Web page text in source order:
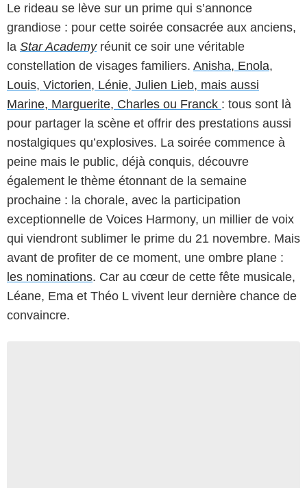
Le rideau se lève sur un prime qui s’annonce
grandiose : pour cette soirée consacrée aux anciens,
la Star Academyréunit ce soir une véritable
constellation de visages familiers. Anisha, Enola,
Louis, Victorien, Lénie, Julien Lieb, mais aussi
Marine, Marguerite, Charles ou Franck : tous sont là
pour partager la scène et offrir des prestations aussi
nostalgiques qu’explosives. La soirée commence à
peine mais le public, déjà conquis, découvre
également le thème étonnant de la semaine
prochaine : la chorale, avec la participation
exceptionnelle de Voices Harmony, un millier de voix
qui viendront sublimer le prime du 21 novembre. Mais
avant de profiter de ce moment, une ombre plane :
les nominations. Car au cœur de cette fête musicale,
Léane, Ema et Théo L vivent leur dernière chance de
convaincre.